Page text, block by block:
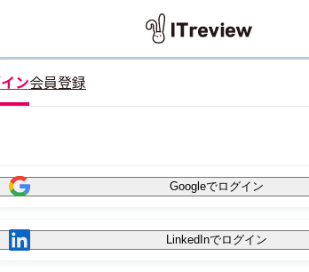
ン会員登録
Googleでログイン
LinkedInでログイン